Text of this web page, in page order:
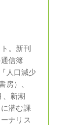
。新刊
信簿
人口減少
房）、
、新潮
潜む課
ナリス